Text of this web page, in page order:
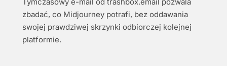
zbadać, co Midjourney potrafi, bez oddawania
swojej prawdziwej skrzynki odbiorczej kolejnej
platformie.